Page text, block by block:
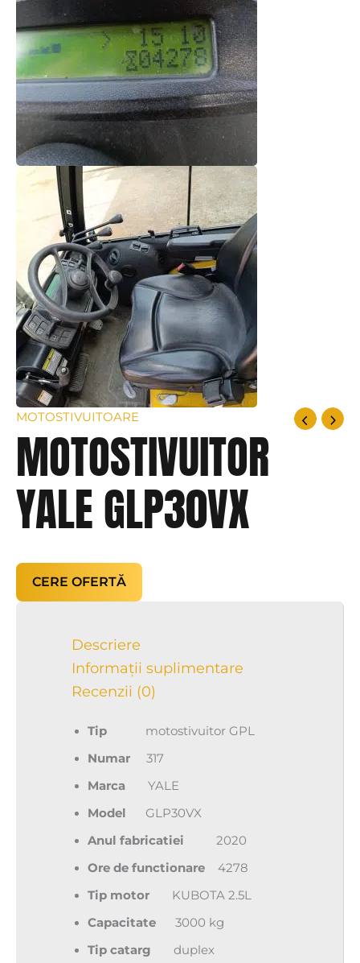
MOTOSTIVUITOARE
MOTOSTIVUITOR
YALE GLP30VX
CERE OFERTĂ
Descriere
Informații suplimentare
Recenzii (0)
Tipmotostivuitor GPL
Numar317
MarcaYALE
Model GLP30VX
Anul fabricatiei 2020
Ore de functionare4278
Tip motorKUBOTA 2.5L
Capacitate3000 kg
Tip catarg duplex